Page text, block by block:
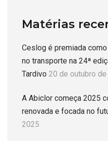
Matérias
Ceslog é premiada
no transporte na 24ª
Tardivo 20 de outubro
A Abiclor começa 2025
renovada e focada no
2025